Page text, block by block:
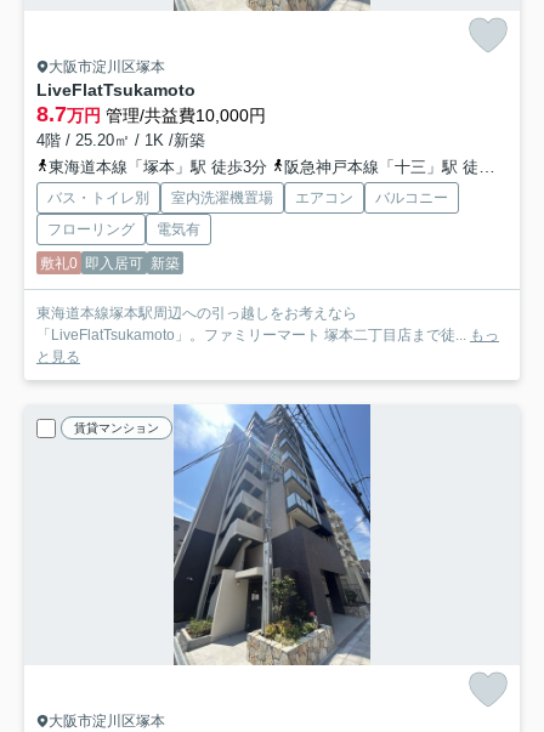
大阪市淀川区塚本
LiveFlatTsukamoto
8.7万円 管理/共益費10,000円
4階 / 25.20㎡ / 1K /新築
東海道本線「塚本」駅 徒歩3分
阪急神戸本線「十三」駅 徒歩20分
バス・トイレ別 室内洗濯機置場 エアコン
バルコニー
フローリング
電気有
敷礼0 即入居可 新築
東海道本線塚本駅周辺への引っ越しをお考えなら
「LiveFlatTsukamoto」。ファミリーマート 塚本二丁目店まで徒...
もっ
と見る
賃貸マンション
大阪市淀川区塚本